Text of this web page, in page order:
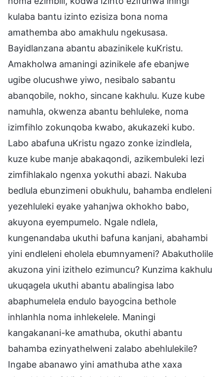
kulaba bantu izinto ezisiza bona noma
amathemba abo amakhulu ngekusasa.
Bayidlanzana abantu abazinikele kuKristu.
Amakholwa amaningi azinikele afe ebanjwe
ugibe olucushwe yiwo, nesibalo sabantu
abanqobile, nokho, sincane kakhulu. Kuze kube
namuhla, okwenza abantu behluleke, noma
izimfihlo zokunqoba kwabo, akukazeki kubo.
Labo abafuna uKristu ngazo zonke izindlela,
kuze kube manje abakaqondi, azikembuleki lezi
zimfihlakalo ngenxa yokuthi abazi. Nakuba
bedlula ebunzimeni obukhulu, bahamba endleleni
yezehluleki eyake yahanjwa okhokho babo,
akuyona eyempumelo. Ngale ndlela,
kungenandaba ukuthi bafuna kanjani, abahambi
yini endleleni eholela ebumnyameni? Abakutholile
akuzona yini izithelo ezimuncu? Kunzima kakhulu
ukuqagela ukuthi abantu abalingisa labo
abaphumelela endulo bayogcina bethole
inhlanhla noma inhlekelele. Maningi
kangakanani-ke amathuba, okuthi abantu
bahamba ezinyathelweni zalabo abehlulekile?
Ingabe abanawo yini amathuba athe xaxa